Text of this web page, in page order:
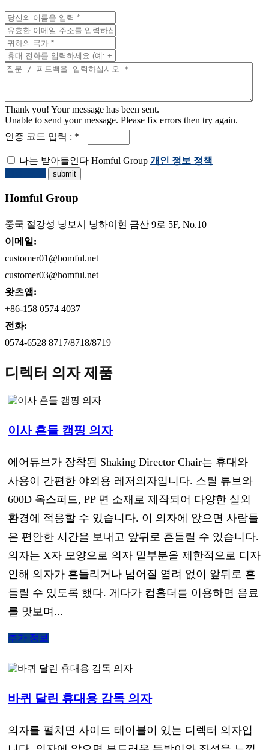
Thank you! Your message has been sent.
Unable to send your message. Please fix errors then try again.
인증 코드 입력 : *
나는 받아들인다 Homful Group 개인 정보 정책
Homful Group
중국 절강성 닝보시 닝하이현 금산 9로 5F, No.10
이메일:
customer01@homful.net
customer03@homful.net
왓츠앱:
+86-158 0574 4037
전화:
0574-6528 8717/8718/8719
디렉터 의자 제품
이사 흔들 캠핑 의자
에어튜브가 장착된 Shaking Director Chair는 휴대와
사용이 간편한 야외용 레저의자입니다. 스틸 튜브와
600D 옥스퍼드, PP 면 소재로 제작되어 다양한 실외
환경에 적응할 수 있습니다. 이 의자에 앉으면 사람들
은 편안한 시간을 보내고 앞뒤로 흔들릴 수 있습니다.
의자는 X자 모양으로 의자 밑부분을 제한적으로 디자
인해 의자가 흔들리거나 넘어질 염려 없이 앞뒤로 흔
들릴 수 있도록 했다. 게다가 컵홀더를 이용하면 음료
를 맛보며...
추가 정보
바퀴 달린 휴대용 감독 의자
의자를 펼치면 사이드 테이블이 있는 디렉터 의자입